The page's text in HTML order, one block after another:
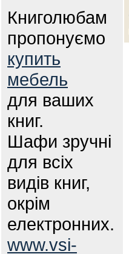
Книголюбам
пропонуємо
купить
мебель
для ваших
книг.
Шафи зручні
для всіх
видів книг,
окрім
електронних.
www.vsi-